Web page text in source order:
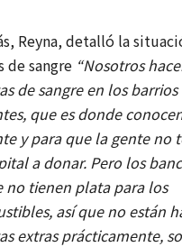
Reyna, detalló la
de sangre “Nosotros
de sangre en los
que es donde
y para que la gente no
a donar. Pero los
no tienen plata para los
así que no están
extras prácticamente,